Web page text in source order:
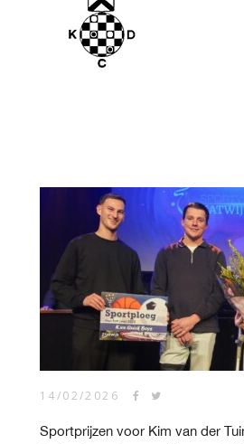
14/02/2026
Sportprijzen voor Kim van der